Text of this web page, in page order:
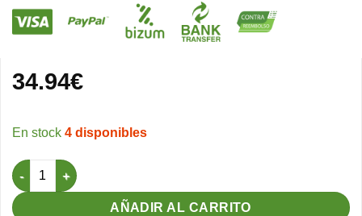
34.94€
4 disponibles
Números para Jaulas (del 1 al 70) - Negro cantidad
AÑADIR AL CARRITO